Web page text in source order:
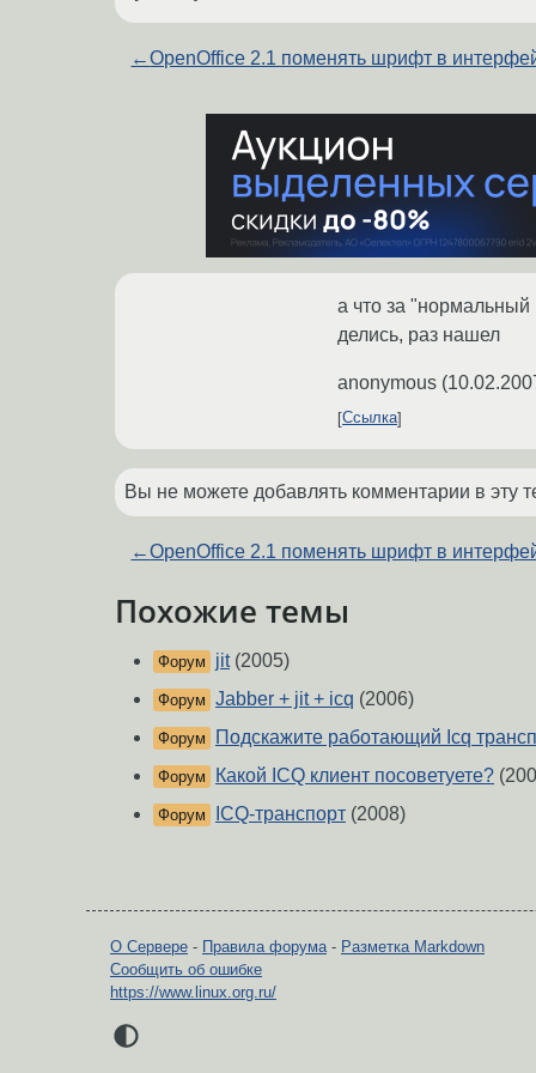
←OpenOffice 2.1 поменять шрифт в
а что за "нормальный
делись, раз нашел
anonymous (
Ссылка
Вы не можете добавлять комментарии в эту
←OpenOffice 2.1 поменять шрифт в
Похожие темы
Форум jit(2005)
Форум Jabber + jit + icq (2006)
Форум Подскажите работающий Icq
Форум Какой ICQ клиент посоветуете?
Форум ICQ-транспорт (2008)
О Сервере - Правила форума- Разметка Markdown
Сообщить об ошибке
https://www.linux.org.ru/